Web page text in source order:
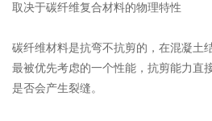
取决于碳纤维复合材料的物理特性
碳纤维材料是抗弯不抗剪的，在混凝土
最被优先考虑的一个性能，抗剪能力直
是否会产生裂缝。